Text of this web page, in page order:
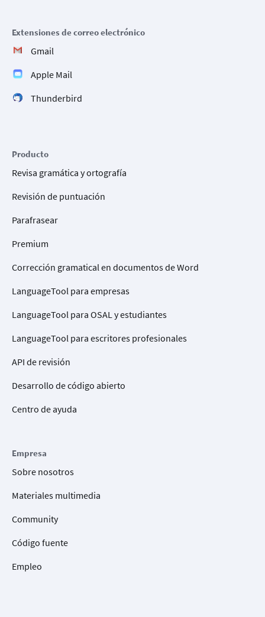
Extensiones de correo electrónico
Gmail
Apple Mail
Thunderbird
Producto
Revisa gramática y ortografía
Revisión de puntuación
Parafrasear
Premium
Corrección gramatical en documentos de Word
LanguageTool para empresas
LanguageTool para OSAL y estudiantes
LanguageTool para escritores profesionales
API de revisión
Desarrollo de código abierto
Centro de ayuda
Empresa
Sobre nosotros
Materiales multimedia
Community
Código fuente
Empleo